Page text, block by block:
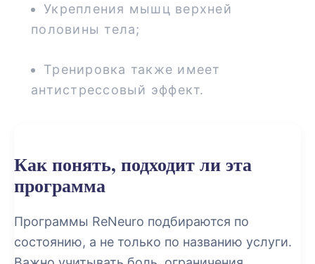
Укрепления мышц верхней
половины тела;
Тренировка также имеет
антистрессовый эффект.
Как понять, подходит ли эта
программа
Программы ReNeuro подбираются по
состоянию, а не только по названию услуги.